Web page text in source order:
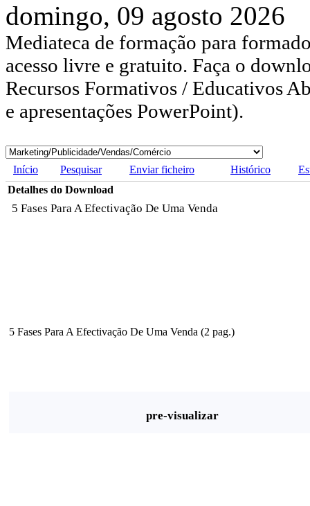
domingo, 09 agosto 2026
Mediateca de formação para
acesso livre e gratuito. Faça o
Recursos Formativos / Educativos
e apresentações PowerPoint).
Início Pesquisar Enviar ficheiro Histórico
Detalhes do Download
5 Fases Para A Efectivação De Uma Venda
5 Fases Para A Efectivação De Uma Venda (2 pag.)
pre-visualizar